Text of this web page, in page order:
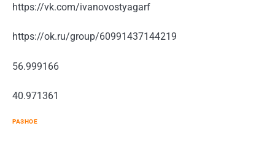
https://vk.com/ivanovostyagarf
https://ok.ru/group/60991437144219
56.999166
40.971361
РАЗНОЕ